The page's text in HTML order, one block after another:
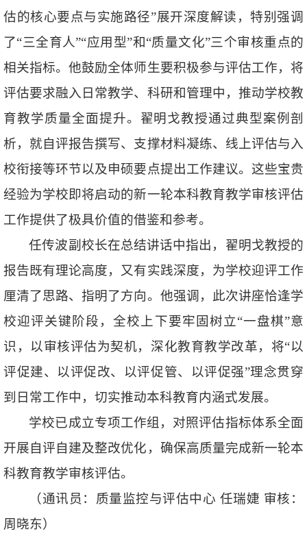
估的核心要点与实施路径”展开深度解读，特别强调
了“三全育人”“应用型”和“质量文化”三个审核重点的
相关指标。他鼓励全体师生要积极参与评估工作，将
评估要求融入日常教学、科研和管理中，推动学校教
育教学质量全面提升。翟明戈教授通过典型案例剖
析，就自评报告撰写、支撑材料凝练、线上评估与入
校衔接等环节以及申硕要点提出工作建议。这些宝贵
经验为学校即将启动的新一轮本科教育教学审核评估
工作提供了极具价值的借鉴和参考。
任传波副校长在总结讲话中指出，翟明戈教授的
报告既有理论高度，又有实践深度，为学校迎评工作
厘清了思路、指明了方向。他强调，此次讲座恰逢学
校迎评关键阶段，全校上下要牢固树立“一盘棋”意
识，以审核评估为契机，深化教育教学改革，将“以
评促建、以评促改、以评促管、以评促强”理念贯穿
到日常工作中，切实推动本科教育内涵式发展。
学校已成立专项工作组，对照评估指标体系全面
开展自评自建及整改优化，确保高质量完成新一轮本
科教育教学审核评估。
（通讯员：质量监控与评估中心 任瑞婕 审核：
周晓东）